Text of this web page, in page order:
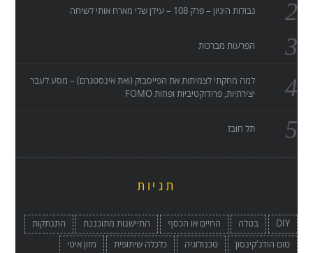
גבולות היגיון – פרק 108 – עידן שלי מארח אותי לשיחה
הפרעות מברכות
למה מחקתי לצמיתות את הפייסבוק (ואת אינסטגרם) – מסע לעבר
יצירתיות, פרודוקטיביות ופחות FOMO
תל חובז
תגיות
DIY בטלה החיים או הכסף התיישנות מתוכננת
התנתקות
טום הודג'קינסון
טכנולוגיה כלכלה שיתופית
מזון איטי